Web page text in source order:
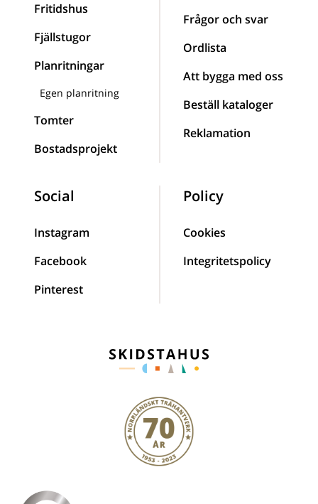
Fritidshus
Fjällstugor
Planritningar
Egen planritning
Tomter
Bostadsprojekt
Frågor och svar
Ordlista
Att bygga med oss
Beställ kataloger
Reklamation
Social
Instagram
Facebook
Pinterest
Policy
Cookies
Integritetspolicy